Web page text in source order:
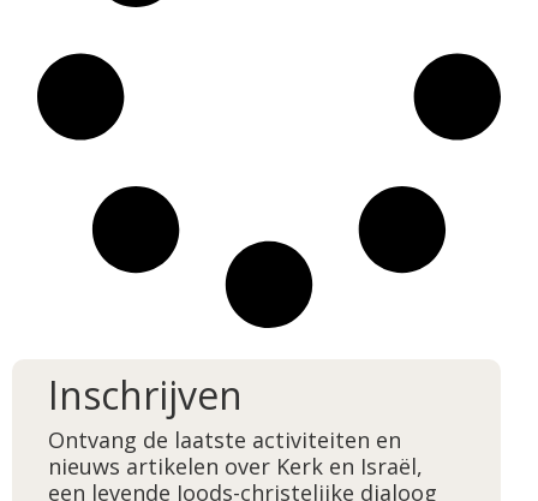
Inschrijven
Ontvang de laatste activiteiten en
nieuws artikelen over Kerk en Israël,
een levende Joods-christelijke dialoog